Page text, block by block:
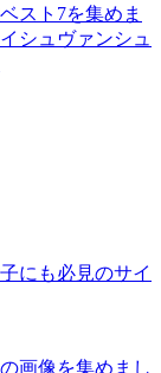
スト7を集めま
シュヴァンシュ
にも必見のサイ
画像を集めまし